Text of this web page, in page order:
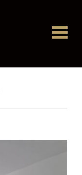
Oferty